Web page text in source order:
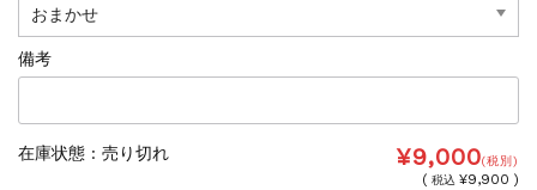
備考
在庫状態 : 売り切れ ¥9,000(税別)
(税込 ¥9,900 )